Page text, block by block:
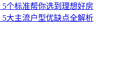
个标准帮你选到理想好房
大主流户型优缺点全解析